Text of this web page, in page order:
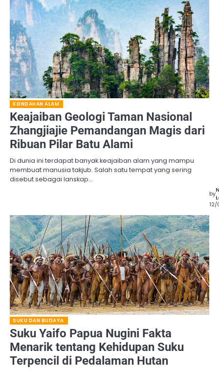
KEINDAHAN ALAM
Keajaiban Geologi Taman Nasional
Zhangjiajie Pemandangan Magis dari
Ribuan Pilar Batu Alami
Di dunia ini terdapat banyak keajaiban alam yang mampu
membuat manusia takjub. Salah satu tempat yang sering
disebut sebagai lanskap…
by
SUKU DAN BUDAYA
Suku Yaifo Papua Nugini Fakta
Menarik tentang Kehidupan Suku
Terpencil di Pedalaman Hutan